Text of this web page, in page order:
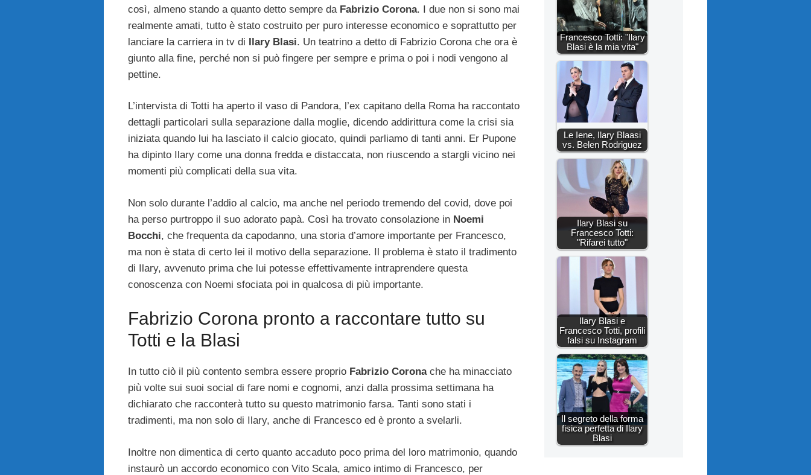
così, almeno stando a quanto detto sempre da Fabrizio Corona. I due non si sono mai
realmente amati, tutto è stato costruito per puro interesse economico e soprattutto per
lanciare la carriera in tv di Ilary Blasi. Un teatrino a detto di Fabrizio Corona che ora è
giunto alla fine, perché non si può fingere per sempre e prima o poi i nodi vengono al
pettine.
L’intervista di Totti ha aperto il vaso di Pandora, l’ex capitano della Roma ha raccontato
dettagli particolari sulla separazione dalla moglie, dicendo addirittura come la crisi sia
iniziata quando lui ha lasciato il calcio giocato, quindi parliamo di tanti anni. Er Pupone
ha dipinto Ilary come una donna fredda e distaccata, non riuscendo a stargli vicino nei
momenti più complicati della sua vita.
Non solo durante l’addio al calcio, ma anche nel periodo tremendo del covid, dove poi
ha perso purtroppo il suo adorato papà. Così ha trovato consolazione in Noemi
Bocchi, che frequenta da capodanno, una storia d’amore importante per Francesco,
ma non è stata di certo lei il motivo della separazione. Il problema è stato il tradimento
di Ilary, avvenuto prima che lui potesse effettivamente intraprendere questa
conoscenza con Noemi sfociata poi in qualcosa di più importante.
Fabrizio Corona pronto a raccontare tutto su
Totti e la Blasi
In tutto ciò il più contento sembra essere proprio Fabrizio Coronache ha minacciato
più volte sui suoi social di fare nomi e cognomi, anzi dalla prossima settimana ha
dichiarato che racconterà tutto su questo matrimonio farsa. Tanti sono stati i
tradimenti, ma non solo di Ilary, anche di Francesco ed è pronto a svelarli.
Inoltre non dimentica di certo quanto accaduto poco prima del loro matrimonio, quando
instaurò un accordo economico con Vito Scala, amico intimo di Francesco, per
Francesco Totti: "Ilary
Blasi è la mia vita"
Le Iene, Ilary Blaasi
vs. Belen Rodriguez
Ilary Blasi su
Francesco Totti:
"Rifarei tutto"
Ilary Blasi e
Francesco Totti, profili
falsi su Instagram
Il segreto della forma
fisica perfetta di Ilary
Blasi